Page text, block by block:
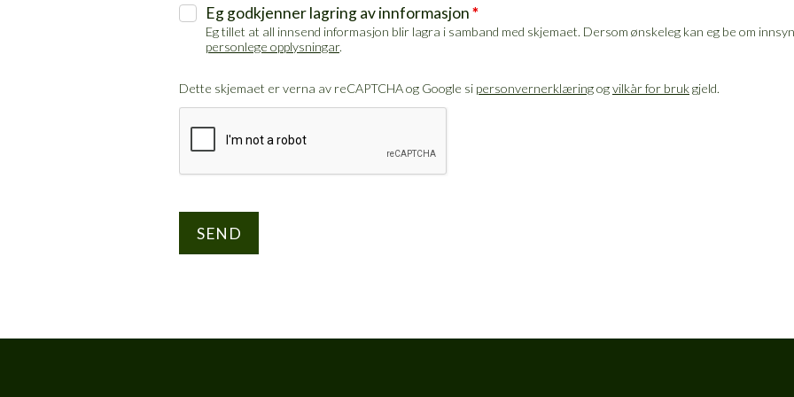
Eg godkjenner lagring av innformasjon*
Eg tillet at all innsend informasjon blir lagra i samband med skjemaet. Dersom ønskeleg kan eg be om
personlege opplysningar.
Dette skjemaet er verna av reCAPTCHA og Google si personvernerklæringogvilkår for brukgjeld.